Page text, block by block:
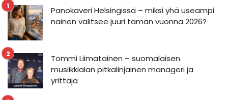
Panokaveri Helsingissä – miksi yhä useampi
nainen valitsee juuri tämän vuonna 2026?
Tommi Liimatainen – suomalaisen
musiikkialan pitkälinjainen manageri ja
yrittäjä